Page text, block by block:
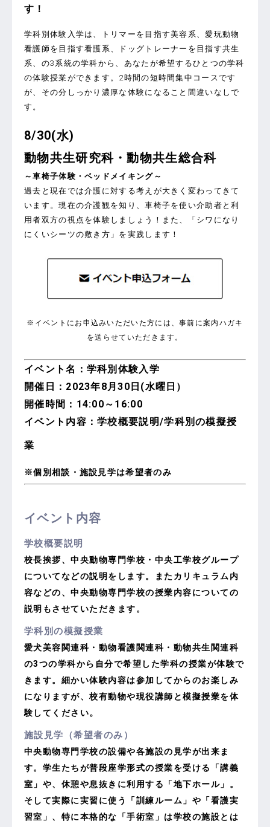
す！
学科別体験入学は、トリマーを目指す美容系、愛玩動物
看護師を目指す看護系、ドッグトレーナーを目指す共生
系、の3系統の学科から、あなたが希望するひとつの学科
の体験授業ができます。2時間の短時間集中コースです
が、その分しっかり濃厚な体験になること間違いなしで
す。
8/30(水)
動物共生研究科・動物共生総合科
～車椅子体験・ベッドメイキング～
過去と現在では介護に対する考えが大きく変わってきて
います。現在の介護観を知り、車椅子を使い介助者と利
用者双方の視点を体験しましょう！また、「シワになり
にくいシーツの敷き方」を実践します！
※イベントにお申込みいただいた方には、事前に案内ハガキ
を送らせていただきます。
イベント名：学科別体験入学
開催日：2023年8月30日(水曜日）
開催時間：14:00～16:00
イベント内容：学校概要説明/学科別の模擬授
業
※個別相談・施設見学は希望者のみ
イベント内容
学校概要説明
校長挨拶、中央動物専門学校・中央工学校グループ
についてなどの説明をします。またカリキュラム内
容などの、中央動物専門学校の授業内容についての
説明もさせていただきます。
学科別の模擬授業
愛犬美容関連科・動物看護関連科・動物共生関連科
の3つの学科から自分で希望した学科の授業が体験で
きます。細かい体験内容は参加してからのお楽しみ
になりますが、校有動物や現役講師と模擬授業を体
験してください。
施設見学（希望者のみ）
中央動物専門学校の設備や各施設の見学が出来ま
す。学生たちが普段座学形式の授業を受ける「講義
室」や、休憩や息抜きに利用する「地下ホール」。
そして実際に実習に使う「訓練ルーム」や「看護実
習室」、特に本格的な「手術室」は学校の施設とは